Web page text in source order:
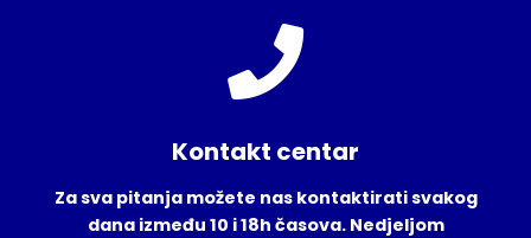
Kontakt centar
Za sva pitanja možete nas kontaktirati svakog
dana između 10 i 18h časova. Nedjeljom